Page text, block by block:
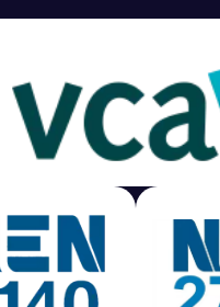
M
Gratis offerte in 24 uur
Geen betaling.
tarief van € 395,- exc btw.
binnen 3 werkdagen.
RIsicovrij.